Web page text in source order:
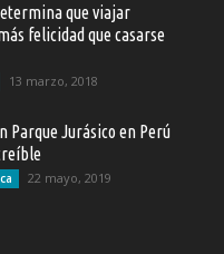
que viajar
felicidad que casarse
13 marzo, 2018
Parque Jurásico en Perú
22 mayo, 2019